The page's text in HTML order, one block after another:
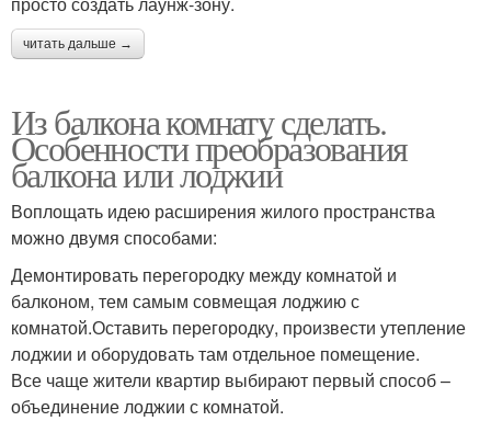
читать дальше →
Из балкона комнату сделать.
Особенности преобразования
балкона или лоджии
Воплощать идею расширения жилого пространства
можно двумя способами:
Демонтировать перегородку между комнатой и
балконом, тем самым совмещая лоджию с
комнатой.Оставить перегородку, произвести утепление
лоджии и оборудовать там отдельное помещение.
Все чаще жители квартир выбирают первый способ –
объединение лоджии с комнатой.